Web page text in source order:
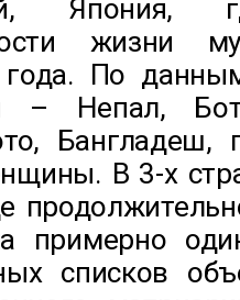
Япония,
жизни
года. По
Непал,
В 3-х
примерно
списков